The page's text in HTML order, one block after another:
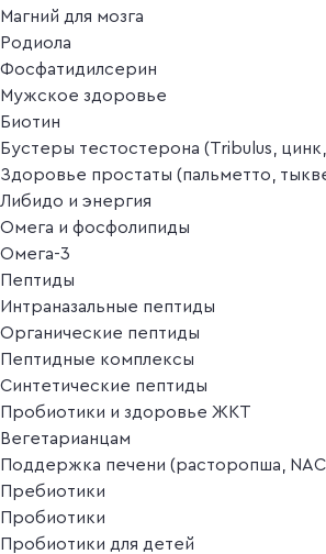
Магний для мозга
Родиола
Фосфатидилсерин
Мужское здоровье
Биотин
Бустеры тестостерона (Tribulus,
Здоровье простаты (пальметто,
Либидо и энергия
Омега и фосфолипиды
Омега-3
Пептиды
Интраназальные пептиды
Органические пептиды
Пептидные комплексы
Синтетические пептиды
Пробиотики и здоровье ЖКТ
Вегетарианцам
Поддержка печени (расторопша,
Пребиотики
Пробиотики
Пробиотики для детей